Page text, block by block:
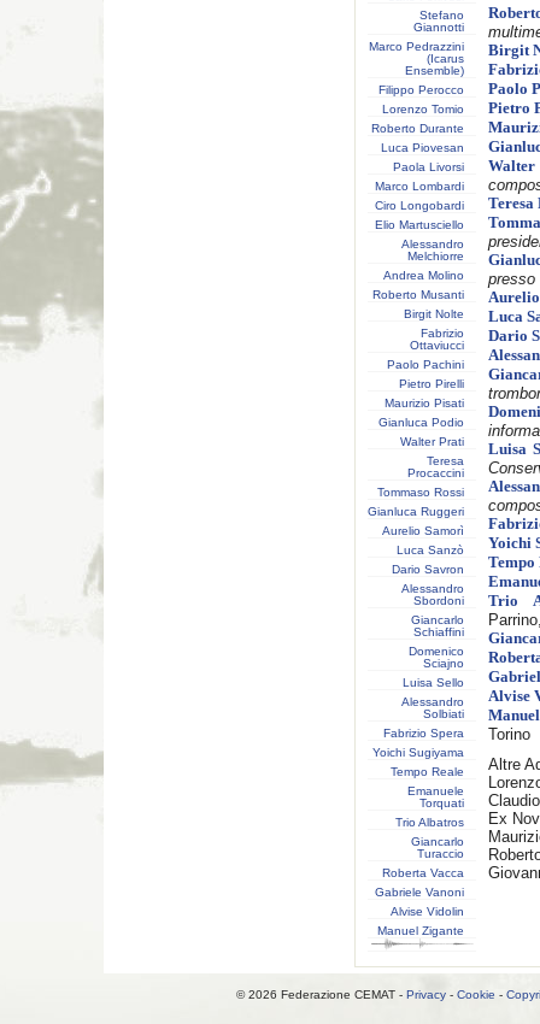
Stefano
Giannotti
Marco Pedrazzini
(Icarus
Ensemble)
Filippo Perocco
Lorenzo Tomio
Roberto Durante
Luca Piovesan
Paola Livorsi
Marco Lombardi
Ciro Longobardi
Elio Martusciello
Alessandro
Melchiorre
Andrea Molino
Roberto Musanti
Birgit Nolte
Fabrizio
Ottaviucci
Paolo Pachini
Pietro Pirelli
Maurizio Pisati
Gianluca Podio
Walter Prati
Teresa
Procaccini
Tommaso Rossi
Gianluca Ruggeri
Aurelio Samorì
Luca Sanzò
Dario Savron
Alessandro
Sbordoni
Giancarlo
Schiaffini
Domenico
Sciajno
Luisa Sello
Alessandro
Solbiati
Fabrizio Spera
Yoichi Sugiyama
Tempo Reale
Emanuele
Torquati
Trio Albatros
Giancarlo
Turaccio
Roberta Vacca
Gabriele Vanoni
Alvise Vidolin
Manuel Zigante
Birgit
Paolo
Pietro
Teresa
presso
Luca
Dario
Luisa
Yoichi
Tempo
Trio
Alvise
Torino
Altre
Ex
© 2026 Federazione CEMAT - Privacy- Cookie -